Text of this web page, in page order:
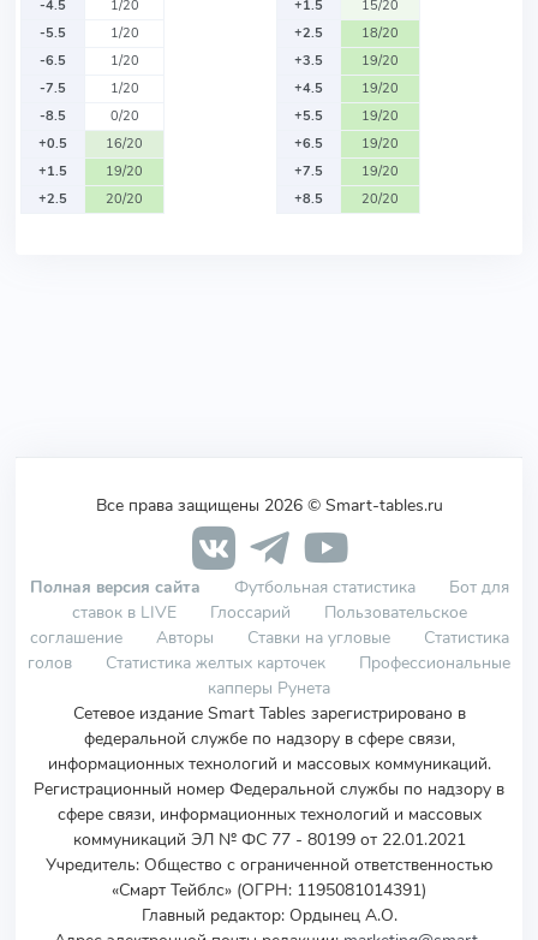
-4.5
1/20
-5.5
1/20
-6.5
1/20
-7.5
1/20
-8.5
0/20
+0.5
16/20
+1.5
19/20
+2.5
20/20
+1.5
15/20
+2.5
18/20
+3.5
19/20
+4.5
19/20
+5.5
19/20
+6.5
19/20
+7.5
19/20
+8.5
20/20
Все права защищены 2026 © Smart-tables.ru
Полная версия сайта Футбольная статистика
Бот для
ставок в LIVE
Глоссарий
Пользовательское
соглашение
Авторы Ставки на угловые
Статистика
голов
Статистика желтых карточек
Профессиональные
капперы Рунета
Сетевое издание Smart Tables зарегистрировано в
федеральной службе по надзору в сфере связи,
информационных технологий и массовых коммуникаций.
Регистрационный номер Федеральной службы по надзору в
сфере связи, информационных технологий и массовых
коммуникаций ЭЛ № ФС 77 - 80199 от 22.01.2021
Учредитель: Общество с ограниченной ответственностью
«Смарт Тейблс» (ОГРН: 1195081014391)
Главный редактор: Ордынец А.О.